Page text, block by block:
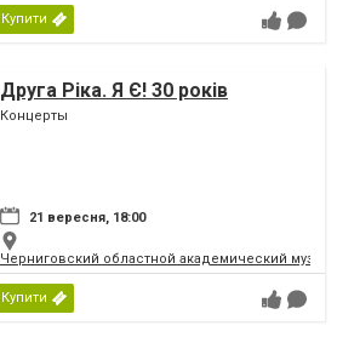
Купити
Друга Ріка. Я Є! 30 років
Концерты
21 вересня, 18:00
Черниговский областной академический
Купити